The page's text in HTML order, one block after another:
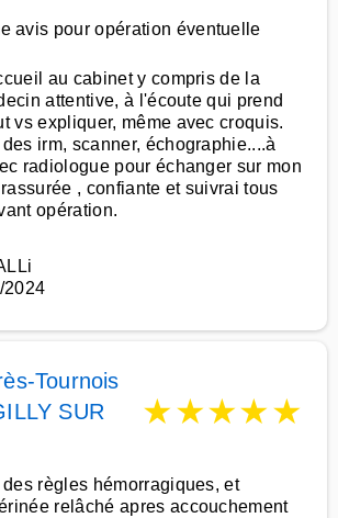
avis pour opération éventuelle
au cabinet y compris de la
attentive, à l'écoute qui prend
vs expliquer, même avec croquis.
irm, scanner, échographie....à
radiologue pour échanger sur mon
, confiante et suivrai tous
opération.
2024
Tournois
SUR
★★★★★
règles hémorragiques, et
relâché apres accouchement